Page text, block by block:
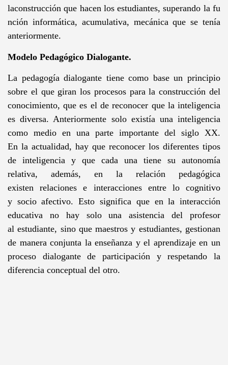
laconstrucción que hacen los estudiantes, superando la fu
nción informática, acumulativa, mecánica que se tenía
anteriormente.
Modelo Pedagógico Dialogante.
La pedagogía dialogante tiene como base un principio
sobre el que giran los procesos para la construcción del
conocimiento, que es el de reconocer que la inteligencia
es diversa. Anteriormente solo existía una inteligencia
como medio en una parte importante del siglo XX.
En la actualidad, hay que reconocer los diferentes tipos
de inteligencia y que cada una tiene su autonomía
relativa, además, en la relaciónpedagógica
existen relaciones e interacciones entre lo cognitivo
y socio afectivo. Esto significa que en la interacción
educativa no hay solo una asistencia del profesor
al estudiante, sino que maestros y estudiantes, gestionan
de manera conjunta la enseñanza y el aprendizaje en un
proceso dialogante de participación y respetando la
diferencia conceptual del otro.